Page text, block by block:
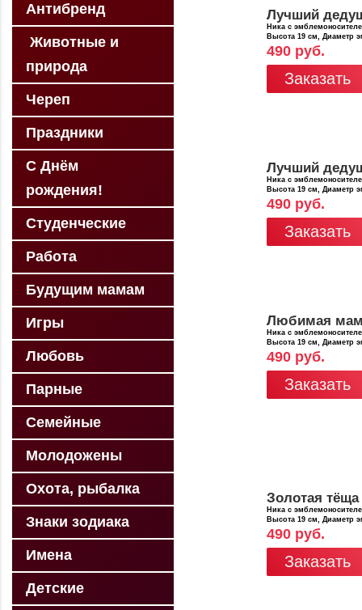
Антибренд
Животные и
природа
Череп
Праздники
С Днём
рождения!
Студенческие
Работа
Будущим мамам
Игры
Любовь
Парные
Семейные
Молодожены
Охота, рыбалка
Знаки зодиака
Имена
Детские
Лучший
Ника с
Высота 19 см, Диаметр
490 руб.
Заказать
Лучший
Ника с
Высота 19 см, Диаметр
490 руб.
Заказать
Любимая
Ника с
Высота 19 см, Диаметр
490 руб.
Заказать
Золотая тёща
Ника с
Высота 19 см, Диаметр
490 руб.
Заказать